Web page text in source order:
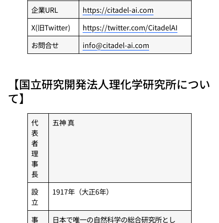
企業URL
https://citadel-ai.com
X(旧Twitter)
https://twitter.com/CitadelAI
お問合せ
info@citadel-ai.com
【国立研究開発法人理化学研究所につい
て】
代
表
者
理
事
長
五神 真
設
立
1917年（大正6年）
事 日本で唯一の自然科学の総合研究所とし